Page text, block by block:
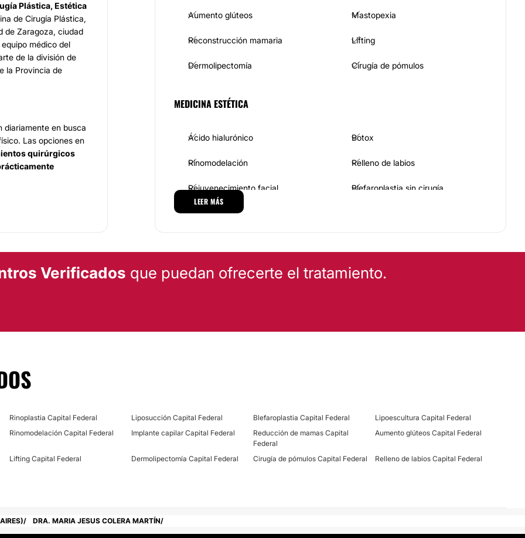
Plástica, Estética
de Cirugía Plástica,
de Zaragoza, ciudad
médico del
de la división de
la Provincia de
diariamente en busca
Las opciones en
quirúrgicos
las
experiencia y
por su trayectoria
profesional
de última
Aumento glúteos Mastopexia
Reconstrucción mamaria Lifting
Dermolipectomía Cirugía de pómulos
MEDICINA ESTÉTICA
Ácido hialurónico Botox
Rinomodelación Relleno de labios
Rejuvenecimiento facial Blefaroplastia sin cirugía
Hialuronidasa
LEER MÁS
Verificados que puedan ofrecerte el tratamiento.
Rinoplastia Capital Federal Liposucción Capital Federal Blefaroplastia Capital Federal
Lipoescultura Capital Federal
Rinomodelación Capital Federal Implante capilar Capital Federal
Reducción de mamas Capital
Federal
Aumento glúteos Capital Federal
Lifting Capital Federal Dermolipectomía Capital Federal Cirugía de pómulos Capital Federal Relleno de labios Capital Federal
DRA. MARIA JESUS COLERA MARTÍN